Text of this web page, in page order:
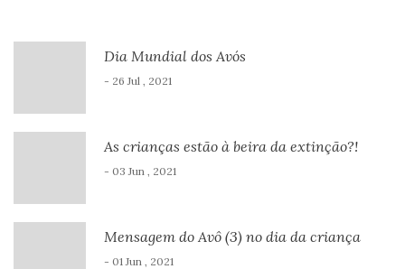
Dia Mundial dos Avós
- 26 Jul , 2021
As crianças estão à beira da extinção?!
- 03 Jun , 2021
Mensagem do Avô (3) no dia da criança
- 01 Jun , 2021